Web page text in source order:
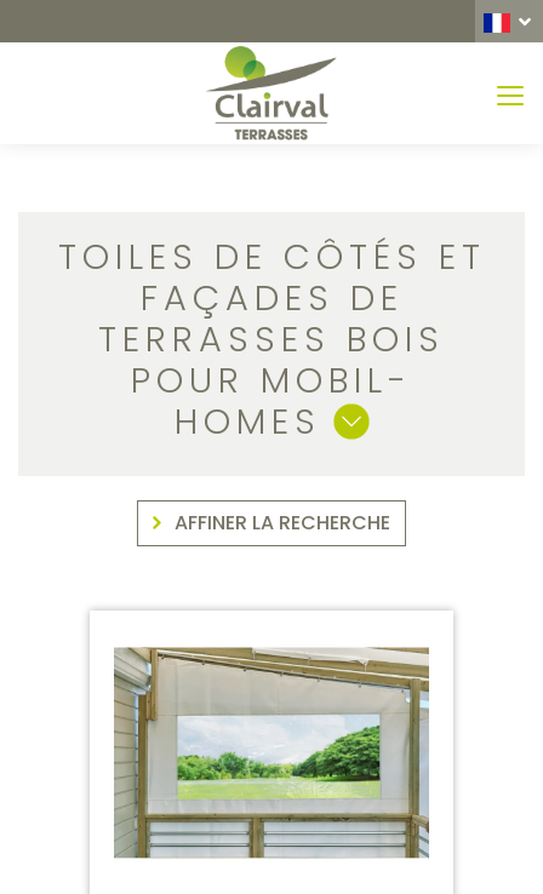
TOILES DE CÔTÉS ET
FAÇADES DE
TERRASSES BOIS
POUR MOBIL-
HOMES
AFFINER LA RECHERCHE